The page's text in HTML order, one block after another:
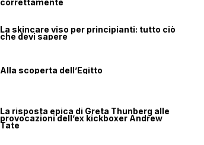
correttamente
La skincare viso per principianti: tutto ciò
che devi sapere
Alla scoperta dell’Egitto
La risposta epica di Greta Thunberg alle
provocazioni dell’ex kickboxer Andrew
Tate